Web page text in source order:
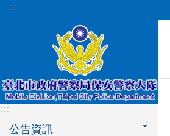
跳到主要內容區塊
:::
:::
公告資訊